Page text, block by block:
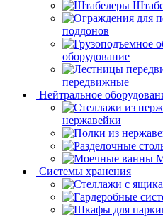
поддонов
оборудование
передвижные
Нейтральное
нержавейки
Системы хранения